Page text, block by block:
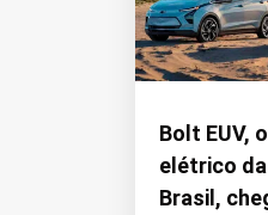
Bolt EUV,
elétrico
Brasil,